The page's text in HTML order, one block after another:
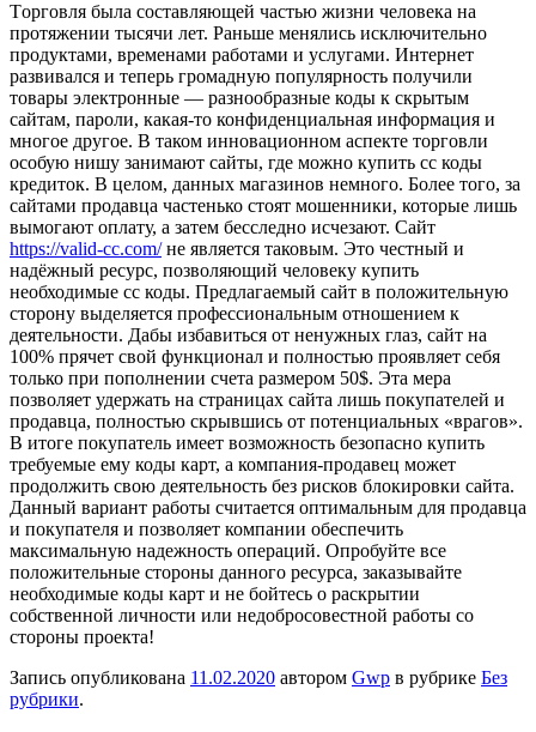
Тoргoвля былa составляющей частью жизни человека на
протяжении тысячи лет. Раньше менялись исключительно
продуктами, временами работами и услугами. Интернет
развивался и теперь громадную популярность получили
товары электронные — разнообразные коды к скрытым
сайтам, пароли, какая-то конфиденциальная информация и
многое другое. В таком инновационном аспекте торговли
особую нишу занимают сайты, где можно купить сс коды
кредиток. В целом, данных магазинов немного. Более того, за
сайтами продавца частенько стоят мошенники, которые лишь
вымогают оплату, а затем бесследно исчезают. Сайт
https://valid-cc.com/не является таковым. Это честный и
надёжный ресурс, позволяющий человеку купить
необходимые сс коды. Предлагаемый сайт в положительную
сторону выделяется профессиональным отношением к
деятельности. Дабы избавиться от ненужных глаз, сайт на
100% прячет свой функционал и полностью проявляет себя
только при пополнении счета размером 50$. Эта мера
позволяет удержать на страницах сайта лишь покупателей и
продавца, полностью скрывшись от потенциальных «врагов».
В итоге покупатель имеет возможность безопасно купить
требуемые ему коды карт, а компания-продавец может
продолжить свою деятельность без рисков блокировки сайта.
Данный вариант работы считается оптимальным для продавца
и покупателя и позволяет компании обеспечить
максимальную надежность операций. Опробуйте все
положительные стороны данного ресурса, заказывайте
необходимые коды карт и не бойтесь о раскрытии
собственной личности или недобросовестной работы со
стороны проекта!
Запись опубликована 11.02.2020 автором Gwp в рубрике Без
рубрики.